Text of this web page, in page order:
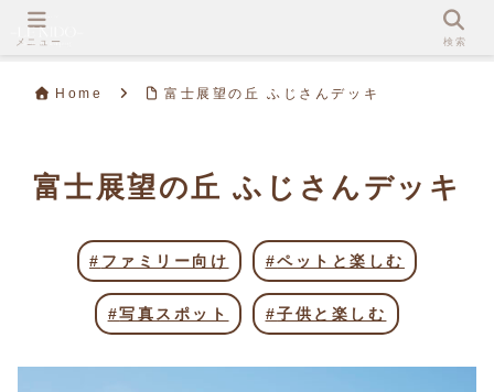
Home 富士展望の丘 ふじさんデッキ
富士展望の丘 ふじさんデッキ
ファミリー向け ペットと楽しむ
写真スポット 子供と楽しむ
メニュー 検索